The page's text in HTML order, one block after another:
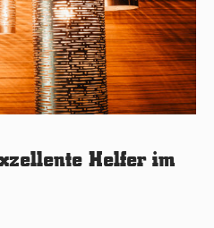
Helfer im